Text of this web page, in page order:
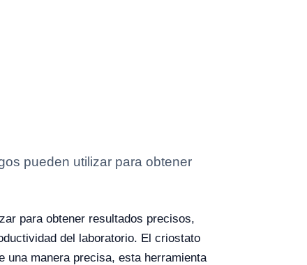
pueden utilizar para obtener
para obtener resultados precisos,
del laboratorio. El criostato
una manera precisa, esta herramienta